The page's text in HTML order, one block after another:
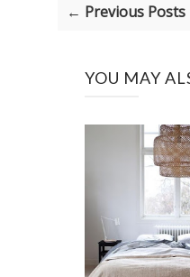
← Previous Posts
YOU MAY